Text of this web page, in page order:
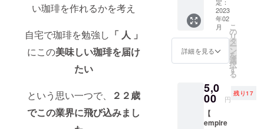
い珈琲を作れるかを考え
自宅で珈琲を勉強し 「 人 」
にこの美味しい珈琲を届け
たい
という思い一つで、
２２歳
でこの業界に飛び込みまし
単にご
自宅で
美味し
い珈琲
が楽し
めま
このプ
ロジェ
クトで
設立さ
れる
empire
coffee
s の オ
リジナ
ルTシャ
ツと店
舗でも
2023
年02
月
詳細を見る
こ
の
リ
タ
ー
ン
を
選
択
す
る
5,0
00 円
残り17
【
empire